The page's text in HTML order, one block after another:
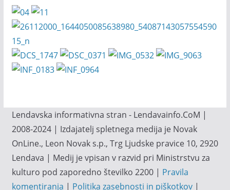
Lendavska informativna stran - Lendavainfo.CoM |
2008-2024 | Izdajatelj spletnega medija je Novak
OnLine., Leon Novak s.p., Trg Ljudske pravice 10, 2920
Lendava | Medij je vpisan v razvid pri Ministrstvu za
kulturo pod zaporedno številko 2200 | Pravila
komentiranja | Politika zasebnosti in piškotkov|